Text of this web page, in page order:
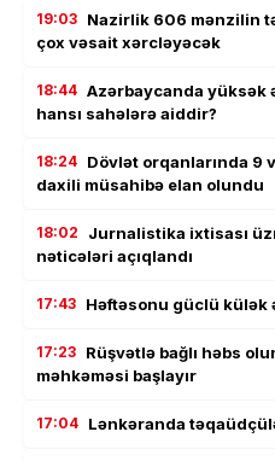
19:03 Nazirlik 606 mənzilin
çox vəsait xərcləyəcək
18:44 Azərbaycanda yüksək
hansı sahələrə aiddir?
18:24 Dövlət orqanlarında 9
daxili müsahibə elan olundu
18:02
Jurnalistika ixtisası
nəticələri açıqlandı
17:43 Həftəsonu güclü külək
17:23 Rüşvətlə bağlı həbs
məhkəməsi başlayır
17:04 Lənkəranda